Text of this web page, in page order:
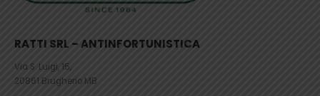
RATTI SRL – ANTINFORTUNISTICA
Via S. Luigi, 15,
20861 Brugherio MB